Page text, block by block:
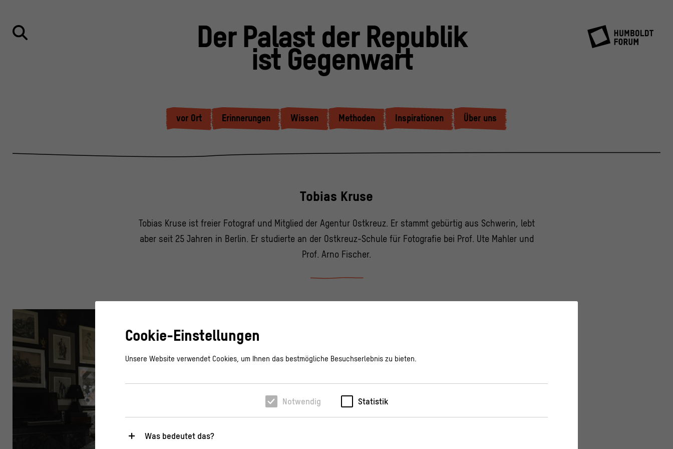
Der Palast der Republik
ist Gegenwart
vor Ort Erinnerungen Wissen Methoden Inspirationen Über uns
Tobias Kruse
Tobias Kruse ist freier Fotograf und Mitglied der Agentur Ostkreuz. Er stammt gebürtig aus Schwerin, lebt
aber seit 25 Jahren in Berlin. Er studierte an der Ostkreuz-Schule für Fotografie bei Prof. Ute Mahler und
Prof. Arno Fischer.
Cookie-Einstellungen
Unsere Website verwendet Cookies, um Ihnen das bestmögliche Besuchserlebnis zu bieten.
Notwendig Statistik
Was bedeutet das?